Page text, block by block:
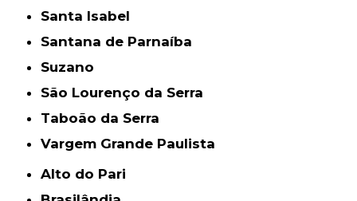
Santa Isabel
Santana de Parnaíba
Suzano
São Lourenço da Serra
Taboão da Serra
Vargem Grande Paulista
Alto do Pari